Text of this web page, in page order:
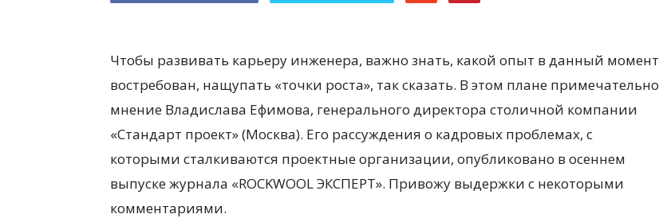
Чтобы развивать карьеру инженера, важно знать, какой опыт в данный момент
востребован, нащупать «точки роста», так сказать. В этом плане примечательно
мнение Владислава Ефимова, генерального директора столичной компании
«Стандарт проект» (Москва). Его рассуждения о кадровых проблемах, с
которыми сталкиваются проектные организации, опубликовано в осеннем
выпуске журнала «ROCKWOOL ЭКСПЕРТ». Привожу выдержки с некоторыми
комментариями.